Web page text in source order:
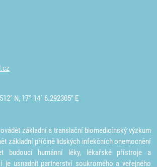
N, 17° 14´ 6.292305" E
základní a translační biomedicínský výzkum
základní příčině lidských infekčních onemocnění
budoucí humánní léky, lékařské přístroje a
je usnadnit partnerství soukromého a veřejného